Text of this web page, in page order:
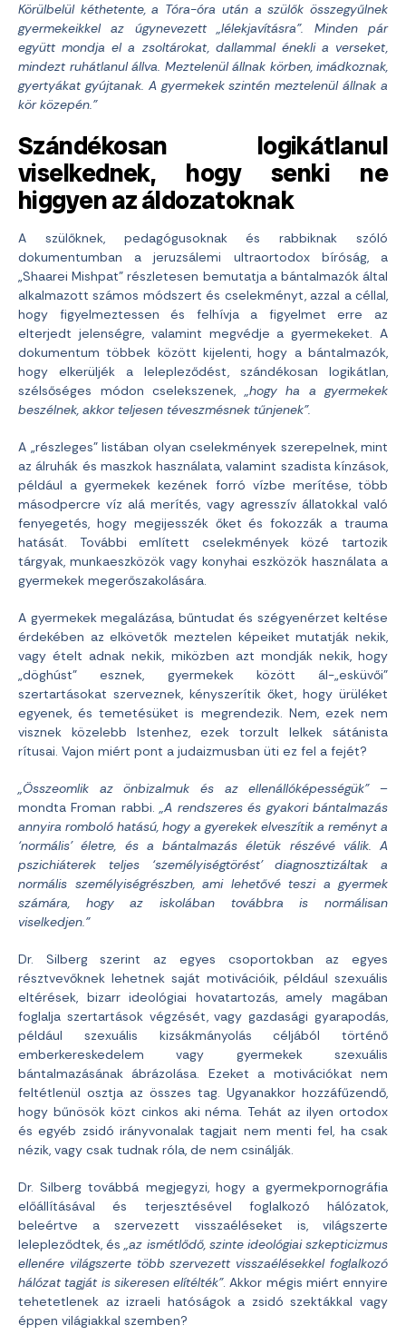
Körülbelül kéthetente, a Tóra-óra után a szülők összegyűlnek
gyermekeikkel az úgynevezett „lélekjavításra”. Minden pár
együtt mondja el a zsoltárokat, dallammal énekli a verseket,
mindezt ruhátlanul állva. Meztelenül állnak körben, imádkoznak,
gyertyákat gyújtanak. A gyermekek szintén meztelenül állnak a
kör közepén.”
Szándékosan logikátlanul
viselkednek, hogy senki ne
higgyen az áldozatoknak
A szülőknek, pedagógusoknak és rabbiknak szóló
dokumentumban a jeruzsálemi ultraortodox bíróság, a
„Shaarei Mishpat” részletesen bemutatja a bántalmazók által
alkalmazott számos módszert és cselekményt, azzal a céllal,
hogy figyelmeztessen és felhívja a figyelmet erre az
elterjedt jelenségre, valamint megvédje a gyermekeket. A
dokumentum többek között kijelenti, hogy a bántalmazók,
hogy elkerüljék a lelepleződést, szándékosan logikátlan,
szélsőséges módon cselekszenek, „hogy ha a gyermekek
beszélnek, akkor teljesen téveszmésnek tűnjenek”.
A „részleges” listában olyan cselekmények szerepelnek, mint
az álruhák és maszkok használata, valamint szadista kínzások,
például a gyermekek kezének forró vízbe merítése, több
másodpercre víz alá merítés, vagy agresszív állatokkal való
fenyegetés, hogy megijesszék őket és fokozzák a trauma
hatását. További említett cselekmények közé tartozik
tárgyak, munkaeszközök vagy konyhai eszközök használata a
gyermekek megerőszakolására.
A gyermekek megalázása, bűntudat és szégyenérzet keltése
érdekében az elkövetők meztelen képeiket mutatják nekik,
vagy ételt adnak nekik, miközben azt mondják nekik, hogy
„döghúst” esznek, gyermekek között ál-„esküvői”
szertartásokat szerveznek, kényszerítik őket, hogy ürüléket
egyenek, és temetésüket is megrendezik. Nem, ezek nem
visznek közelebb Istenhez, ezek torzult lelkek sátánista
rítusai. Vajon miért pont a judaizmusban üti ez fel a fejét?
„Összeomlik az önbizalmuk és az ellenállóképességük”–
mondta Froman rabbi.„A rendszeres és gyakori bántalmazás
annyira romboló hatású, hogy a gyerekek elveszítik a reményt a
‘normális’ életre, és a bántalmazás életük részévé válik. A
pszichiáterek teljes ‘személyiségtörést’ diagnosztizáltak a
normális személyiségrészben, ami lehetővé teszi a gyermek
számára, hogy az iskolában továbbra is normálisan
viselkedjen.”
Dr. Silberg szerint az egyes csoportokban az egyes
résztvevőknek lehetnek saját motivációik, például szexuális
eltérések, bizarr ideológiai hovatartozás, amely magában
foglalja szertartások végzését, vagy gazdasági gyarapodás,
például szexuális kizsákmányolás céljából történő
emberkereskedelem vagy gyermekek szexuális
bántalmazásának ábrázolása. Ezeket a motivációkat nem
feltétlenül osztja az összes tag. Ugyanakkor hozzáfűzendő,
hogy bűnösök közt cinkos aki néma. Tehát az ilyen ortodox
és egyéb zsidó irányvonalak tagjait nem menti fel, ha csak
nézik, vagy csak tudnak róla, de nem csinálják.
Dr. Silberg továbbá megjegyzi, hogy a gyermekpornográfia
előállításával és terjesztésével foglalkozó hálózatok,
beleértve a szervezett visszaéléseket is, világszerte
lelepleződtek, és„az ismétlődő, szinte ideológiai szkepticizmus
ellenére világszerte több szervezett visszaélésekkel foglalkozó
hálózat tagját is sikeresen elítélték”. Akkor mégis miért ennyire
tehetetlenek az izraeli hatóságok a zsidó szektákkal vagy
éppen világiakkal szemben?